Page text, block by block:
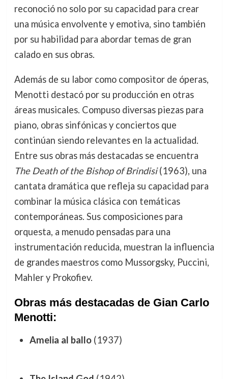
reconoció no solo por su capacidad para crear
una música envolvente y emotiva, sino también
por su habilidad para abordar temas de gran
calado en sus obras.
Además de su labor como compositor de óperas,
Menotti destacó por su producción en otras
áreas musicales. Compuso diversas piezas para
piano, obras sinfónicas y conciertos que
continúan siendo relevantes en la actualidad.
Entre sus obras más destacadas se encuentra
The Death of the Bishop of Brindisi(1963), una
cantata dramática que refleja su capacidad para
combinar la música clásica con temáticas
contemporáneas. Sus composiciones para
orquesta, a menudo pensadas para una
instrumentación reducida, muestran la influencia
de grandes maestros como Mussorgsky, Puccini,
Mahler y Prokofiev.
Obras más destacadas de Gian Carlo
Menotti:
Amelia al ballo(1937)